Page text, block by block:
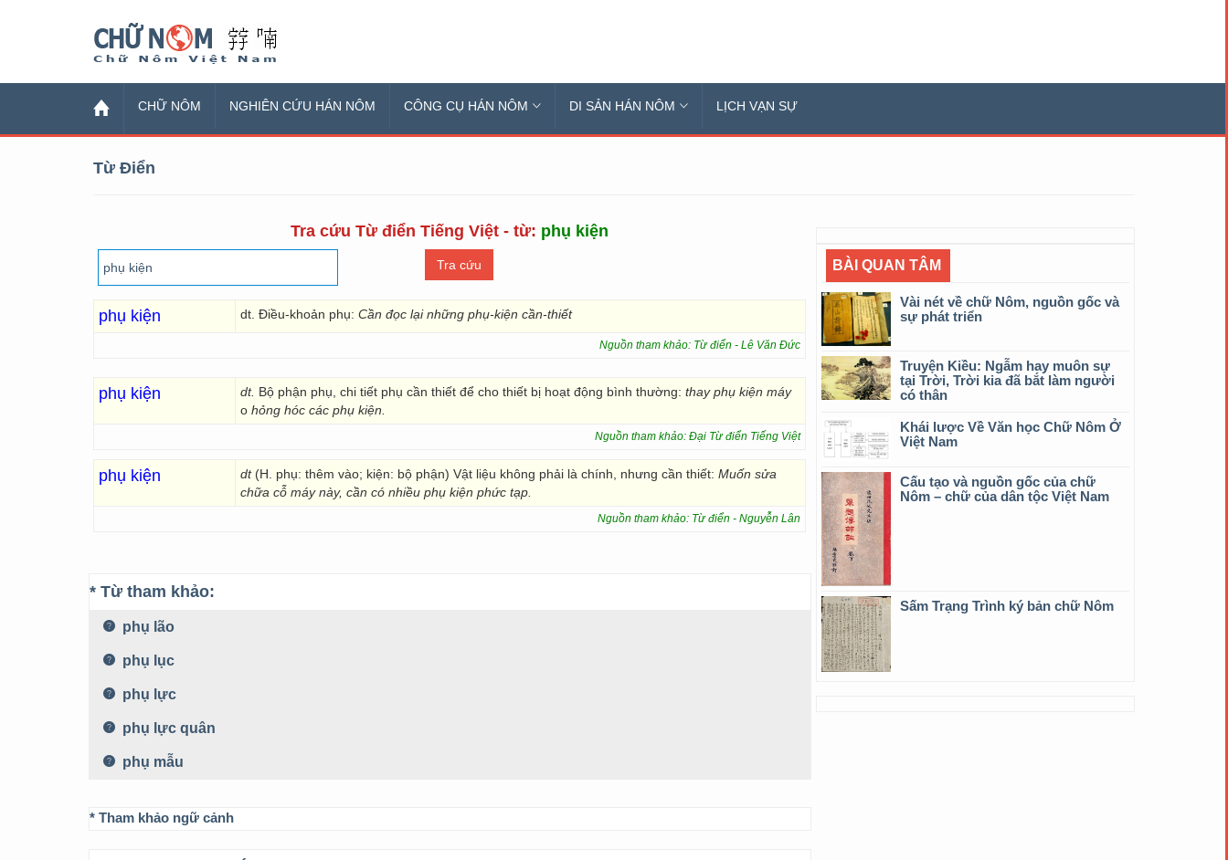
CHỮ NÔM NGHIÊN CỨU HÁN NÔM CÔNG CỤ HÁN NÔM DI SẢN HÁN NÔM LỊCH VẠN SỰ
Từ Điển
Tra cứu Từ điển Tiếng Việt - từ: phụ kiện
phụ kiện dt. Điều-khoản phụ: Cần đọc lại những phụ-kiện cần-thiết
Nguồn tham khảo: Từ điển - Lê Văn Đức
phụ kiện dt. Bộ phận phụ, chi tiết phụ cần thiết để cho thiết bị hoạt động bình thường: thay phụ kiện máy
o hỏng hóc các phụ kiện.
Nguồn tham khảo: Đại Từ điển Tiếng Việt
phụ kiện dt (H. phụ: thêm vào; kiện: bộ phận) Vật liệu không phải là chính, nhưng cần thiết: Muốn sửa
chữa cỗ máy này, cần có nhiều phụ kiện phức tạp.
Nguồn tham khảo: Từ điển - Nguyễn Lân
* Từ tham khảo:
phụ lão
phụ lục
phụ lực
phụ lực quân
phụ mẫu
* Tham khảo ngữ cảnh
BÀI QUAN TÂM
Vài nét về chữ Nôm, nguồn gốc và
sự phát triển
Truyện Kiều: Ngẫm hay muôn sự
tại Trời, Trời kia đã bắt làm người
có thân
Khái lược Về Văn học Chữ Nôm Ở
Việt Nam
Cấu tạo và nguồn gốc của chữ
Nôm – chữ của dân tộc Việt Nam
Sấm Trạng Trình ký bản chữ Nôm